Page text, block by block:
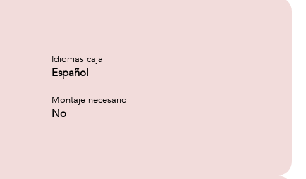
Idiomas caja
Español
Montaje necesario
No